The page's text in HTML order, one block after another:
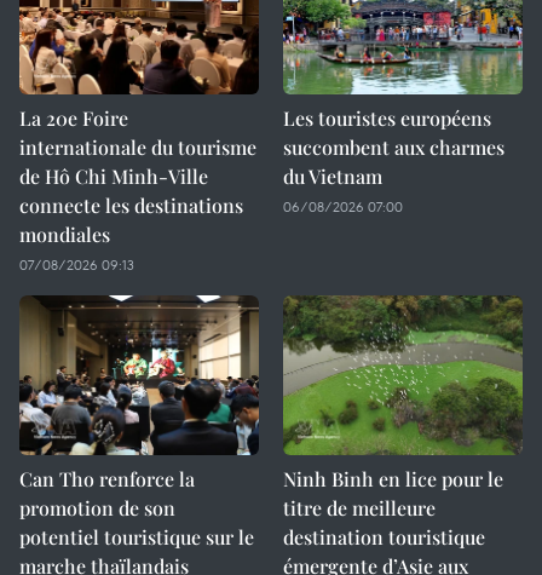
La 20e Foire
internationale du tourisme
de Hô Chi Minh-Ville
connecte les destinations
mondiales
07/08/2026 09:13
Les touristes européens
succombent aux charmes
du Vietnam
06/08/2026 07:00
Can Tho renforce la
promotion de son
potentiel touristique sur le
marche thaïlandais
Ninh Binh en lice pour le
titre de meilleure
destination touristique
émergente d’Asie aux